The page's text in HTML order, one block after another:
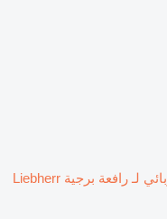
محرك كهربائي لـ رافعة برجية Liebherr